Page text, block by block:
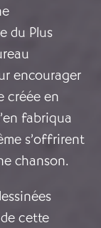
du Plus
encourager
créée en
fabriqua
s’offrirent
chanson.
cette